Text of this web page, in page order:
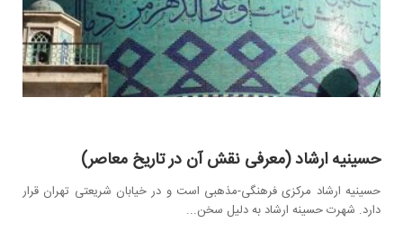
حسینیه ارشاد (معرفی نقش آن در تاریخ معاصر)
حسینیه ارشاد مرکزی فرهنگی-مذهبی است و در خیابان شریعتی تهران قرار
دارد. شهرت حسینه ارشاد به دلیل سخن...